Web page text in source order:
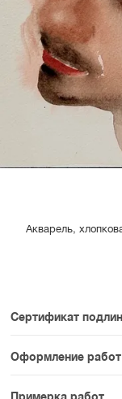
Акварель,
Сертификат
К каждому
прикладываем
раздела
Оформление работ
При покупке
Примерка работ